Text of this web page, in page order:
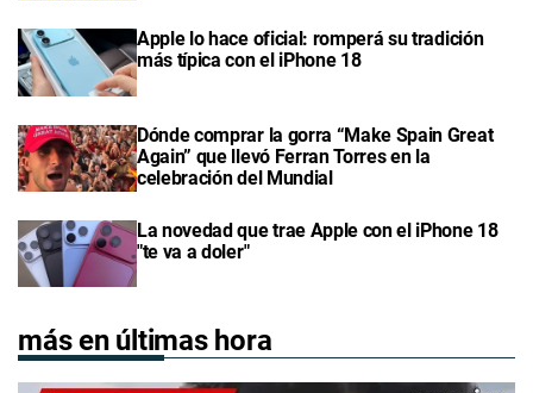
Apple lo hace oficial: romperá su tradición
más típica con el iPhone 18
Dónde comprar la gorra “Make Spain Great
Again” que llevó Ferran Torres en la
celebración del Mundial
La novedad que trae Apple con el iPhone 18
"te va a doler"
más en últimas hora